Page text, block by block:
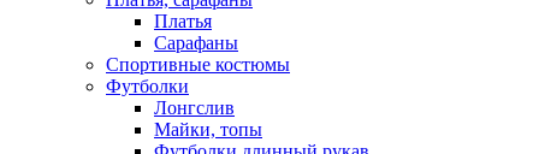
Платья
Сарафаны
Спортивные костюмы
Футболки
Лонгслив
Майки, топы